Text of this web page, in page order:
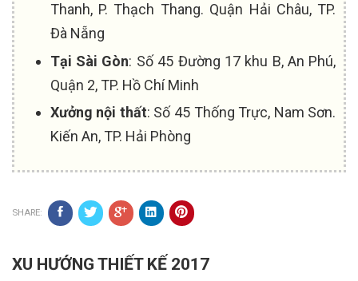
Thanh, P. Thạch Thang. Quận Hải Châu, TP.
Đà Nẵng
Tại Sài Gòn: Số 45 Đường 17 khu B, An Phú,
Quận 2, TP. Hồ Chí Minh
Xưởng nội thất: Số 45 Thống Trực, Nam Sơn.
Kiến An, TP. Hải Phòng
SHARE:
XU HƯỚNG THIẾT KẾ 2017